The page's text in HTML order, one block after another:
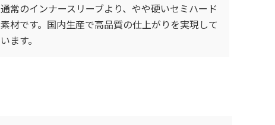
通常のインナースリーブより、やや硬いセミハード
素材です。国内生産で高品質の仕上がりを実現して
います。